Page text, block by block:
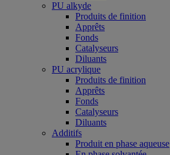
PU alkyde
Produits de finition
Apprêts
Fonds
Catalyseurs
Diluants
PU acrylique
Produits de finition
Apprêts
Fonds
Catalyseurs
Diluants
Additifs
Produit en phase aqueuse